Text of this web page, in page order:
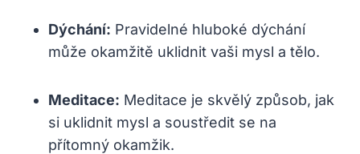
Dýchání: Pravidelné hluboké dýchání
může okamžitě uklidnit vaši mysl a tělo.
Meditace: Meditace je skvělý způsob, jak
si uklidnit mysl a soustředit se na
přítomný okamžik.